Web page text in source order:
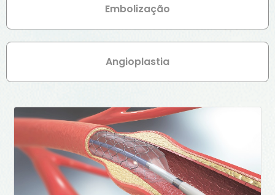
Embolização
Angioplastia